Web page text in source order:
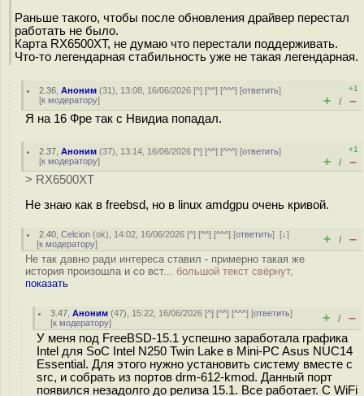
Раньше такого, чтобы после обновления драйвер перестал
работать не было.
Карта RX6500XT, не думаю что перестали поддерживать.
Что-то легендарная стабильность уже не такая легендарная.
2.36 ,Аноним (31), 13:08, 16/06/2026 [^] [^^] [^^^] [ответить]
[к модератору]
+1
+ / –
Я на 16 Фре так с Нвидиа попадал.
2.37 ,Аноним (37), 13:14, 16/06/2026 [^] [^^] [^^^] [ответить]
[к модератору]
+1
+ / –
> RX6500XT
Не знаю как в freebsd, но в linux amdgpu очень кривой.
2.40 ,Celcion (ok), 14:02, 16/06/2026 [^] [^^] [^^^] [ответить][↓]
[к модератору] + / –
Не так давно ради интереса ставил - примерно такая же
история произошла и со вст... большой текст свёрнут,
показать
3.47 ,Аноним (47), 15:22, 16/06/2026 [^] [^^] [^^^] [ответить]
[к модератору] + / –
У меня под FreeBSD-15.1 успешно заработала графика
Intel для SoC Intel N250 Twin Lake в Mini-PC Asus NUC14
Essential. Для этого нужно установить систему вместе с
src, и собрать из портов drm-612-kmod. Данный порт
появился незадолго до релиза 15.1. Все работает. С WiFi